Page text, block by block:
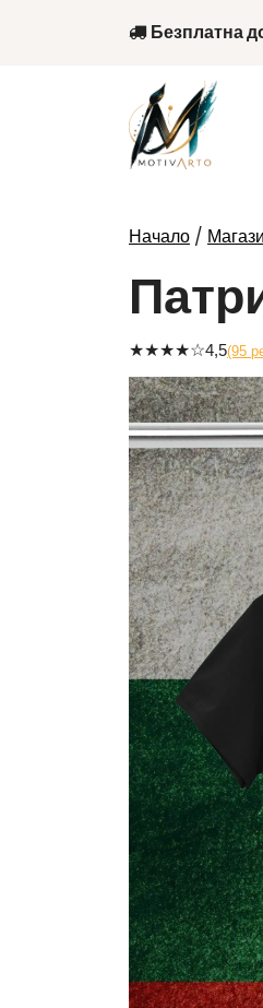
Безплатна
Начало /
★★★★☆4,5(95